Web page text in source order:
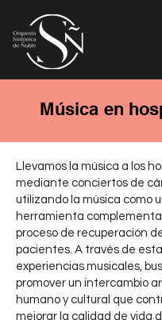
Música en
Llevamos la música a los
mediante conciertos de
utilizando la música como
herramienta
proceso de recuperación
pacientes. A través de
experiencias musicales,
promover un intercambio
humano y cultural que
mejorar la calidad de vida